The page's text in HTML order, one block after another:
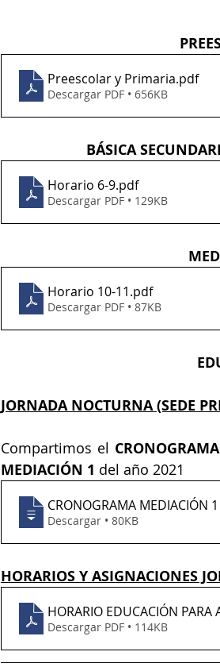
Preescolar y Primaria.pdf
Descargar PDF • 656KB
BÁSICA
Horario 6-9.pdf
Descargar PDF • 129KB
Horario 10-11.pdf
Descargar PDF • 87KB
JORNADA NOCTURNA (SEDE
Compartimos el CRONOGRAMA
MEDIACIÓN 1 del año 2021
CRONOGRAMA MEDIACIÓN
Descargar • 80KB
HORARIOS Y ASIGNACIONES
HORARIO EDUCACIÓN PARA
Descargar PDF • 114KB